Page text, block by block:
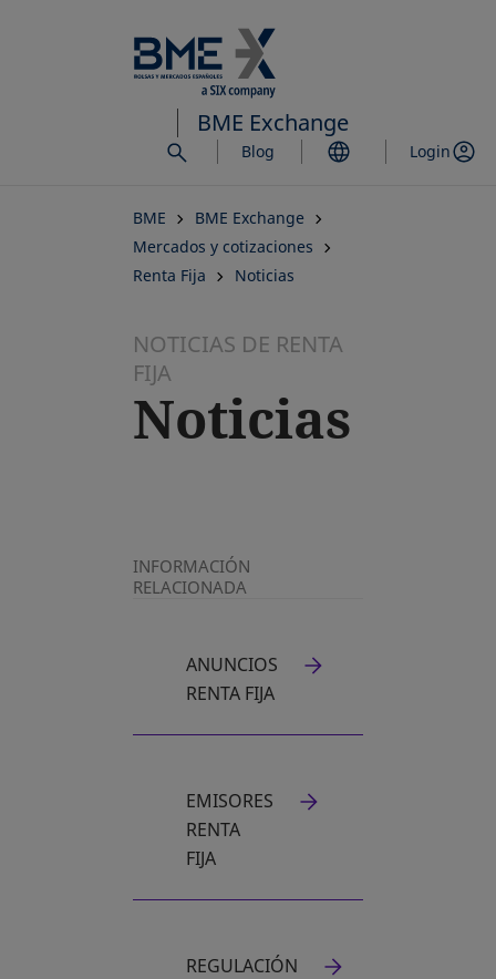
al
contenido
principal
BME Exchange
Blog Login
BME
BME Exchange
Mercados y cotizaciones
Renta Fija
Noticias
NOTICIAS DE RENTA
FIJA
Noticias
INFORMACIÓN
RELACIONADA
ANUNCIOS
RENTA FIJA
SE ABRE EN UNA PESTAÑA NUEVA
EMISORES
RENTA
FIJA
REGULACIÓN